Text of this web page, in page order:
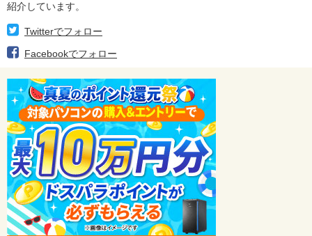
紹介しています。
Twitterでフォロー
Facebookでフォロー